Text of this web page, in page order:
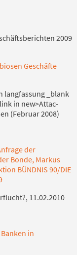
2009
Geschäfte
langfassung _blank
in new>Attac-
(Februar 2008)
der
Bonde, Markus
BÜNDNIS 90/DIE
11.02.2010
in